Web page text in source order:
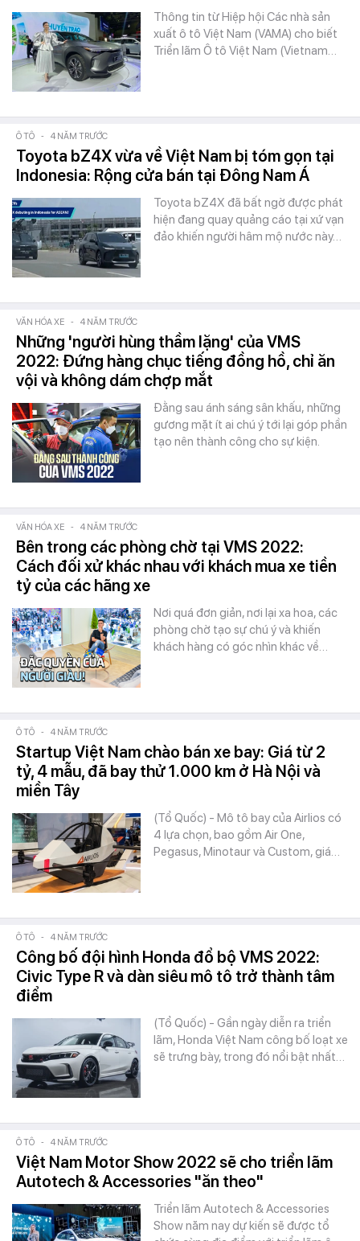
Thông tin từ Hiệp hội Các nhà sản
xuất ô tô Việt Nam (VAMA) cho biết
Triển lãm Ô tô Việt Nam (Vietnam…
Ô TÔ - 4 NĂM TRƯỚC
Toyota bZ4X vừa về Việt Nam bị tóm gọn tại
Indonesia: Rộng cửa bán tại Đông Nam Á
Toyota bZ4X đã bất ngờ được phát
hiện đang quay quảng cáo tại xứ vạn
đảo khiến người hâm mộ nước này…
VĂN HÓA XE - 4 NĂM TRƯỚC
Những 'người hùng thầm lặng' của VMS
2022: Đứng hàng chục tiếng đồng hồ, chỉ ăn
vội và không dám chợp mắt
Đằng sau ánh sáng sân khấu, những
gương mặt ít ai chú ý tới lại góp phần
tạo nên thành công cho sự kiện.
VĂN HÓA XE - 4 NĂM TRƯỚC
Bên trong các phòng chờ tại VMS 2022:
Cách đối xử khác nhau với khách mua xe tiền
tỷ của các hãng xe
Nơi quá đơn giản, nơi lại xa hoa, các
phòng chờ tạo sự chú ý và khiến
khách hàng có góc nhìn khác về…
Ô TÔ - 4 NĂM TRƯỚC
Startup Việt Nam chào bán xe bay: Giá từ 2
tỷ, 4 mẫu, đã bay thử 1.000 km ở Hà Nội và
miền Tây
(Tổ Quốc) - Mô tô bay của Airlios có
4 lựa chọn, bao gồm Air One,
Pegasus, Minotaur và Custom, giá…
Ô TÔ - 4 NĂM TRƯỚC
Công bố đội hình Honda đổ bộ VMS 2022:
Civic Type R và dàn siêu mô tô trở thành tâm
điểm
(Tổ Quốc) - Gần ngày diễn ra triển
lãm, Honda Việt Nam công bố loạt xe
sẽ trưng bày, trong đó nổi bật nhất…
Ô TÔ - 4 NĂM TRƯỚC
Việt Nam Motor Show 2022 sẽ cho triển lãm
Autotech & Accessories "ăn theo"
Triển lãm Autotech & Accessories
Show năm nay dự kiến sẽ được tổ